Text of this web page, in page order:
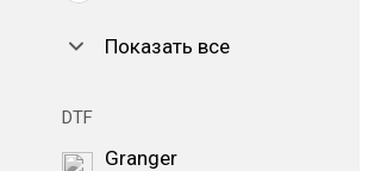
Показать все
DTF
Granger